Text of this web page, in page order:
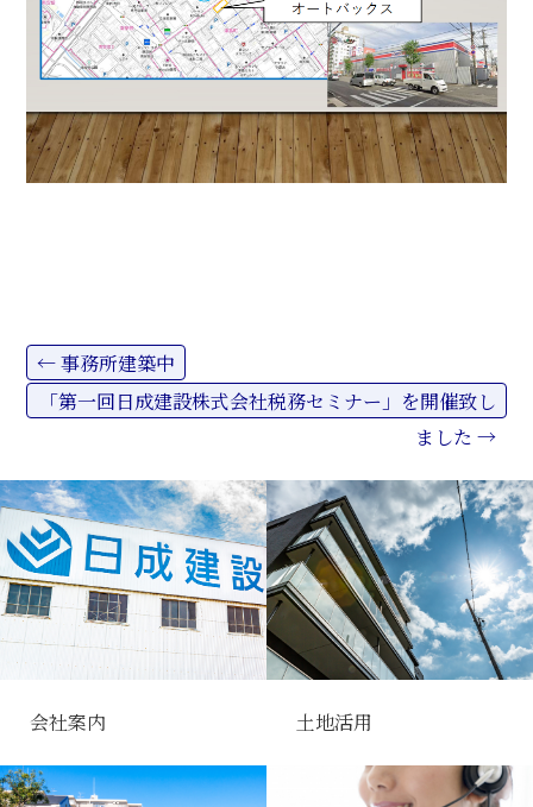
Post
navigation
←事務所建築中
「第一回日成建設株式会社税務セミナー」を開催致し
ました →
会社案内 土地活用